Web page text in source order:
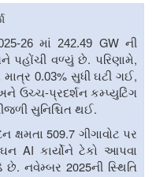
26 માં 242.49 GWની
પહોંચી વળ્યું છે.પરિણામે,
0.03% સુધી ઘટી ગઈ,
અને ઉચ્ચ-પ્રદર્શન કમ્પ્યુટિંગ
સુનિશ્ચિત થઈ.
ક્ષમતા509.7 ગીગાવોટ પર
AI કાર્યોને ટેકો આપવા
છે. નવેમ્બર 2025ની સ્થિતિ